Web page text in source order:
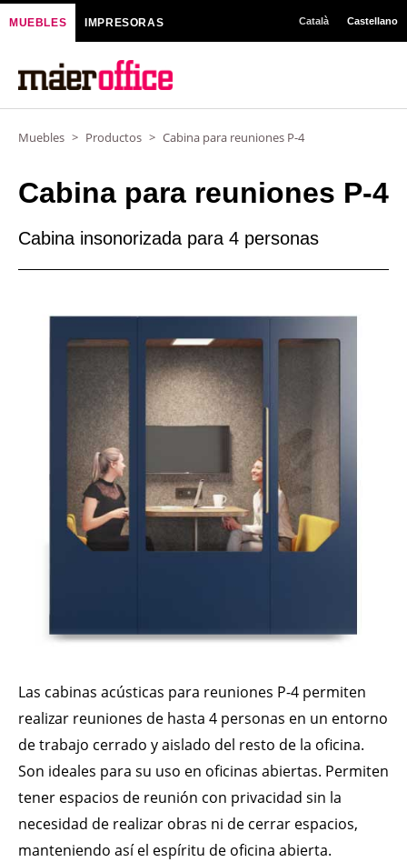
contenido
MUEBLES IMPRESORAS Català Castellano
Muebles > Productos > Cabina para reuniones P-4
Cabina para reuniones P-4
Cabina insonorizada para 4 personas
Las cabinas acústicas para reuniones P-4 permiten
realizar reuniones de hasta 4 personas en un entorno
de trabajo cerrado y aislado del resto de la oficina.
Son ideales para su uso en oficinas abiertas. Permiten
tener espacios de reunión con privacidad sin la
necesidad de realizar obras ni de cerrar espacios,
manteniendo así el espíritu de oficina abierta.